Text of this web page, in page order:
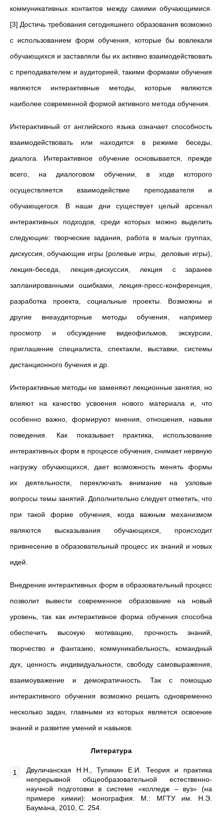
коммуникативных контактов между самими обучающимися.
[3] Достичь требования сегодняшнего образования возможно
с использованием форм обучения, которые бы вовлекали
обучающихся и заставляли бы их активно взаимодействовать
с преподавателем и аудиторией, такими формами обучения
являются интерактивные методы, которые являются
наиболее современной формой активного метода обучения.
Интерактивный от английского языка означает способность
взаимодействовать или находится в режиме беседы,
диалога. Интерактивное обучение основывается, прежде
всего, на диалоговом обучении, в ходе которого
осуществляется взаимодействие преподавателя и
обучающегося. В наши дни существует целый арсенал
интерактивных подходов, среди которых можно выделить
следующие: творческие задания, работа в малых группах,
дискуссия, обучающие игры (ролевые игры, деловые игры),
лекция-беседа, лекция-дискуссия, лекция с заранее
запланированными ошибками, лекция-пресс-конференция,
разработка проекта, социальные проекты. Возможны и
другие внеаудиторные методы обучения, например
просмотр и обсуждение видеофильмов, экскурсии,
приглашение специалиста, спектакли, выставки, системы
дистанционного бучения и др.
Интерактивные методы не заменяют лекционные занятия, но
влияют на качество усвоения нового материала и, что
особенно важно, формируют мнения, отношения, навыки
поведения. Как показывает практика, использование
интерактивных форм в процессе обучения, снимает нервную
нагрузку обучающихся, дает возможность менять формы
их деятельности, переключать внимание на узловые
вопросы темы занятий. Дополнительно следует отметить, что
при такой форме обучения, когда важным механизмом
являются высказывания обучающихся, происходит
привнесение в образовательный процесс их знаний и новых
идей.
Внедрение интерактивных форм в образовательный процесс
позволит вывести современное образование на новый
уровень, так как интерактивное форма обучения способна
обеспечить высокую мотивацию, прочность знаний,
творчество и фантазию, коммуникабельность, командный
дух, ценность индивидуальности, свободу самовыражения,
взаимоуважение и демократичность. Так с помощью
интерактивного обучения возможно решить одновременно
несколько задач, главными из которых является освоение
знаний и развитие умений и навыков.
Литература
Двуличанская Н.Н., Тупикин Е.И. Теория и практика
непрерывной общеобразовательной естественно-
научной подготовки в системе «колледж – вуз» (на
примере химии): монография. М.: МГТУ им. Н.Э.
Баумана, 2010, С. 254.